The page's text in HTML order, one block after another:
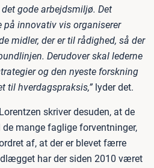
gode arbejdsmiljø. Det
på innovativ vis organiserer
midler, der er til rådighed, så der
Derudover skal lederne
og den nyeste forskning
til hverdagspraksis,” lyder det.
skriver desuden, at de
mange faglige forventninger,
af, at der er blevet færre
har der siden 2010 været